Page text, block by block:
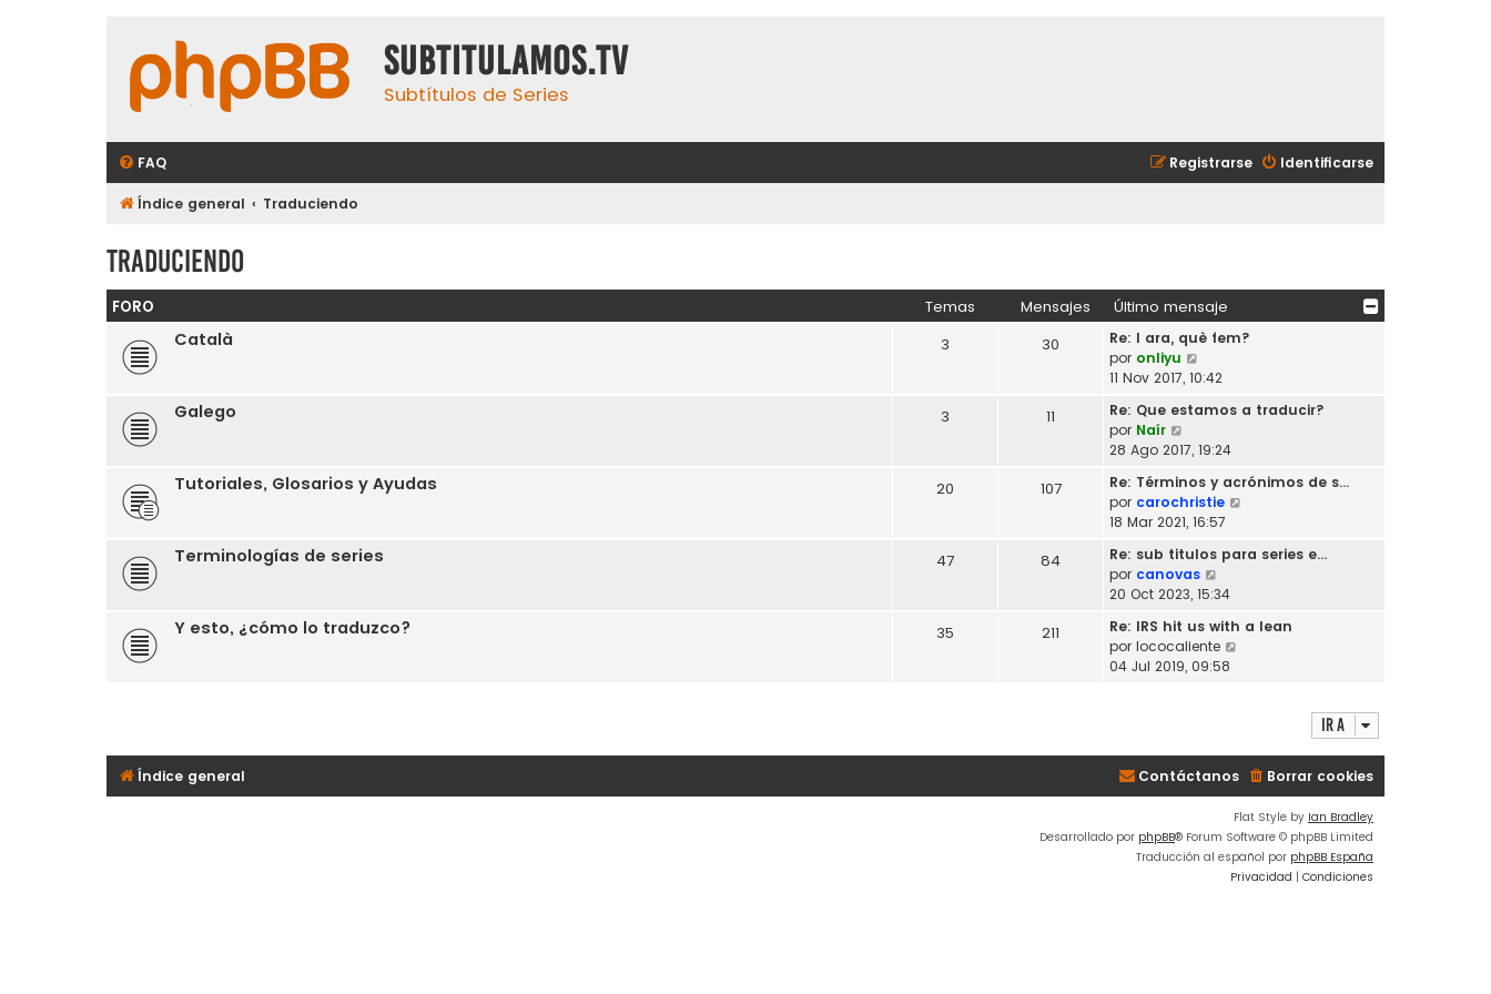
subtitulamos.tv
Subtítulos de Series
FAQ Identificarse
Registrarse
Índice general Traduciendo
Traduciendo
FORO Temas Mensajes Último mensaje
Català 3 30
Re: I ara, què fem?
por onliyu
e
ú
t
i
m
o
e
n
s
j
e
11 Nov 2017, 10:42
Galego 3 11
Re: Que estamos a traducir?
por Naír
e
ú
l
t
i
m
o
e
n
s
28 Ago 2017, 19:24
Tutoriales, Glosarios y Ayudas 20 107
Re: Términos y acrónimos de s…
por carochristie
ú
a
e
18 Mar 2021, 16:57
Terminologías de series 47 84
Re: sub titulos para series e…
por canovas
e
ú
l
t
m
e
n
a
j
20 Oct 2023, 15:34
Y esto, ¿cómo lo traduzco? 35 211
Re: IRS hit us with a lean
por lococaliente
m
m
e
n
s
04 Jul 2019, 09:58
Ir a
Índice general Borrar cookies
Contáctanos
Flat Style by Ian Bradley
Desarrollado por phpBB® Forum Software © phpBB Limited
Traducción al español por phpBB España
Privacidad | Condiciones